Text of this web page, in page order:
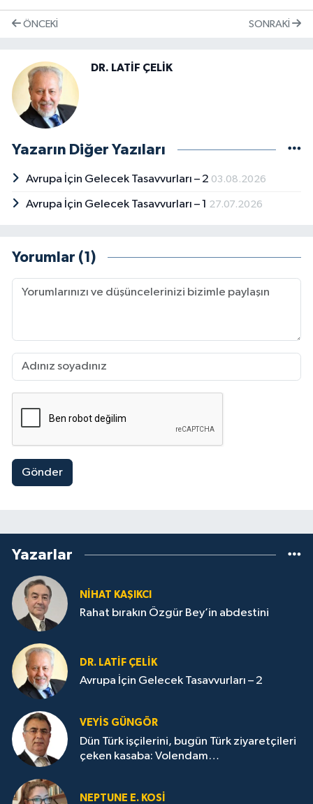
ÖNCEKI SONRAKI
DR. LATİF ÇELİK
Yazarın Diğer Yazıları
Avrupa İçin Gelecek Tasavvurları – 2 03.08.2026
Avrupa İçin Gelecek Tasavvurları – 1 27.07.2026
Yorumlar (1)
Gönder
Yazarlar
NİHAT KAŞIKCI
Rahat bırakın Özgür Bey’in abdestini
DR. LATİF ÇELİK
Avrupa İçin Gelecek Tasavvurları – 2
VEYIS GÜNGÖR
Dün Türk işçilerini, bugün Türk ziyaretçileri
çeken kasaba: Volendam…
NEPTUNE E. KOSİ